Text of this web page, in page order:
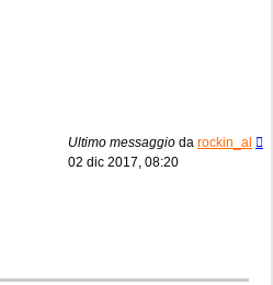
Ultimo messaggio da rockin_al
02 dic 2017, 08:20